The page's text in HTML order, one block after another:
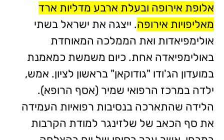
אלופת אירופה ובעלת ארבע מדליות ארד
מאליפויות אירופה. ייצגה את ישראל בשתי
אולימפיאדות ואת הממלכה המאוחדת
באולימפיאדה אחת. כיום משמשת כמאמנת
במועדון הג'ודו "גודוקאן" בראשון לציון. אמש,
ילדה במרכז הרפואי שמיר (אסף הרופא).
הלידה שהתארכה בנסיבות רפואיות העמידה
את סף הכאב של שלזינגר למודת הקרבות